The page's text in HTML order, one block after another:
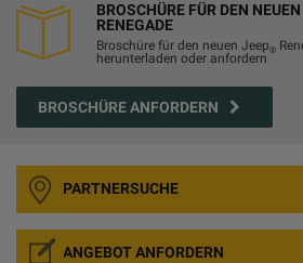
BROSCHÜRE FÜR DEN
RENEGADE
Broschüre für den neuen Jeep®
herunterladen oder anfordern
BROSCHÜRE ANFORDERN
PARTNERSUCHE
ANGEBOT ANFORDERN